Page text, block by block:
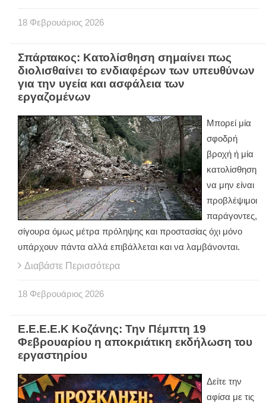
18 Φεβρουάριος 2026
Σπάρτακος: Κατολίσθηση σημαίνει πως
διολισθαίνει το ενδιαφέρων των υπευθύνων
για την υγεία και ασφάλεια των
εργαζομένων
Μπορεί μία
σφοδρή
βροχή ή μία
κατολίσθηση
να μην είναι
προβλέψιμοι
παράγοντες,
σίγουρα όμως μέτρα πρόληψης και προστασίας όχι μόνο
υπάρχουν πάντα αλλά επιβάλλεται και να λαμβάνονται.
Διαβάστε Περισσότερα
18 Φεβρουάριος 2026
Ε.Ε.Ε.Ε.Κ Κοζάνης: Την Πέμπτη 19
Φεβρουαρίου η αποκριάτικη εκδήλωση του
εργαστηρίου
Δείτε την
αφίσα με τις